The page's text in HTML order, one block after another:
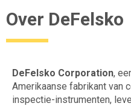
Over DeFelsko
DeFelsko Corporation,
Amerikaanse fabrikant van
inspectie-instrumenten,